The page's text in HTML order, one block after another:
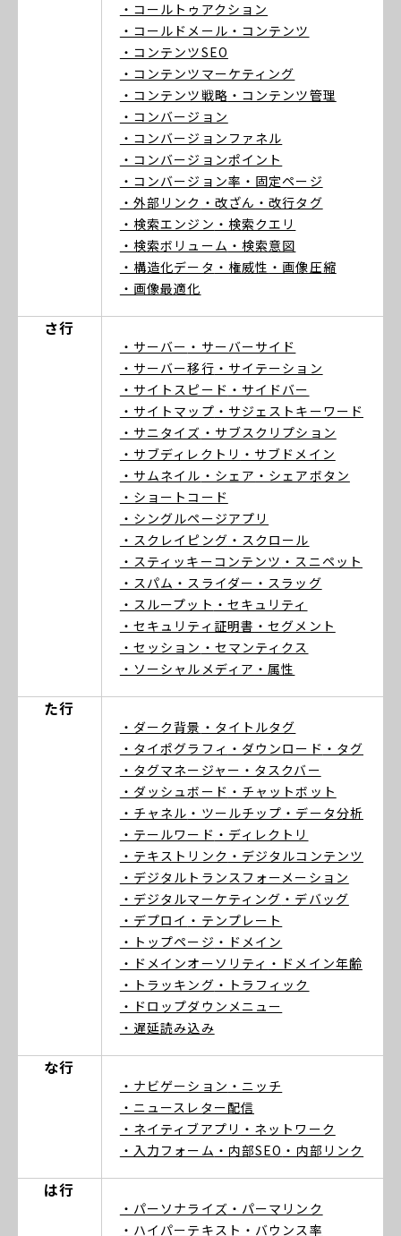
・コールトゥアクション
・コールドメール ・コンテンツ
・コンテンツSEO
・コンテンツマーケティング
・コンテンツ戦略 ・コンテンツ管理
・コンバージョン
・コンバージョンファネル
・コンバージョンポイント
・コンバージョン率 ・固定ページ
・外部リンク ・改ざん ・改行タグ
・検索エンジン ・検索クエリ
・検索ボリューム ・検索意図
・構造化データ ・権威性 ・画像圧縮
・画像最適化
さ行
・サーバー ・サーバーサイド
・サーバー移行 ・サイテーション
・サイトスピード ・サイドバー
・サイトマップ ・サジェストキーワード
・サニタイズ ・サブスクリプション
・サブディレクトリ ・サブドメイン
・サムネイル ・シェア ・シェアボタン
・ショートコード
・シングルページアプリ
・スクレイピング ・スクロール
・スティッキーコンテンツ ・スニペット
・スパム ・スライダー ・スラッグ
・スループット ・セキュリティ
・セキュリティ証明書 ・セグメント
・セッション ・セマンティクス
・ソーシャルメディア ・属性
た行
・ダーク背景 ・タイトルタグ
・タイポグラフィ ・ダウンロード ・タグ
・タグマネージャー ・タスクバー
・ダッシュボード ・チャットボット
・チャネル ・ツールチップ ・データ分析
・テールワード ・ディレクトリ
・テキストリンク ・デジタルコンテンツ
・デジタルトランスフォーメーション
・デジタルマーケティング ・デバッグ
・デプロイ ・テンプレート
・トップページ ・ドメイン
・ドメインオーソリティ ・ドメイン年齢
・トラッキング ・トラフィック
・ドロップダウンメニュー
・遅延読み込み
な行
・ナビゲーション ・ニッチ
・ニュースレター配信
・ネイティブアプリ ・ネットワーク
・入力フォーム ・内部SEO ・内部リンク
は行
・パーソナライズ ・パーマリンク
・ハイパーテキスト ・バウンス率